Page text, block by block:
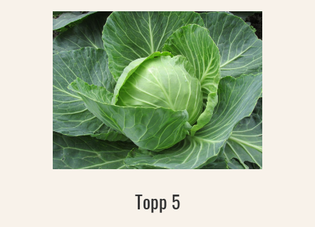
Topp 5